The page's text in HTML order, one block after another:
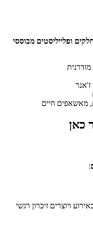
ופלייליסטים מבוססי
ז'אנר
מאשאפים חיים
כאן
:
ויוצרים זיכרון רגשי